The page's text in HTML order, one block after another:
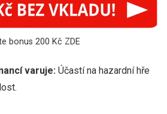
bonus 200 Kč ZDE
varuje: Účastí na hazardní hře